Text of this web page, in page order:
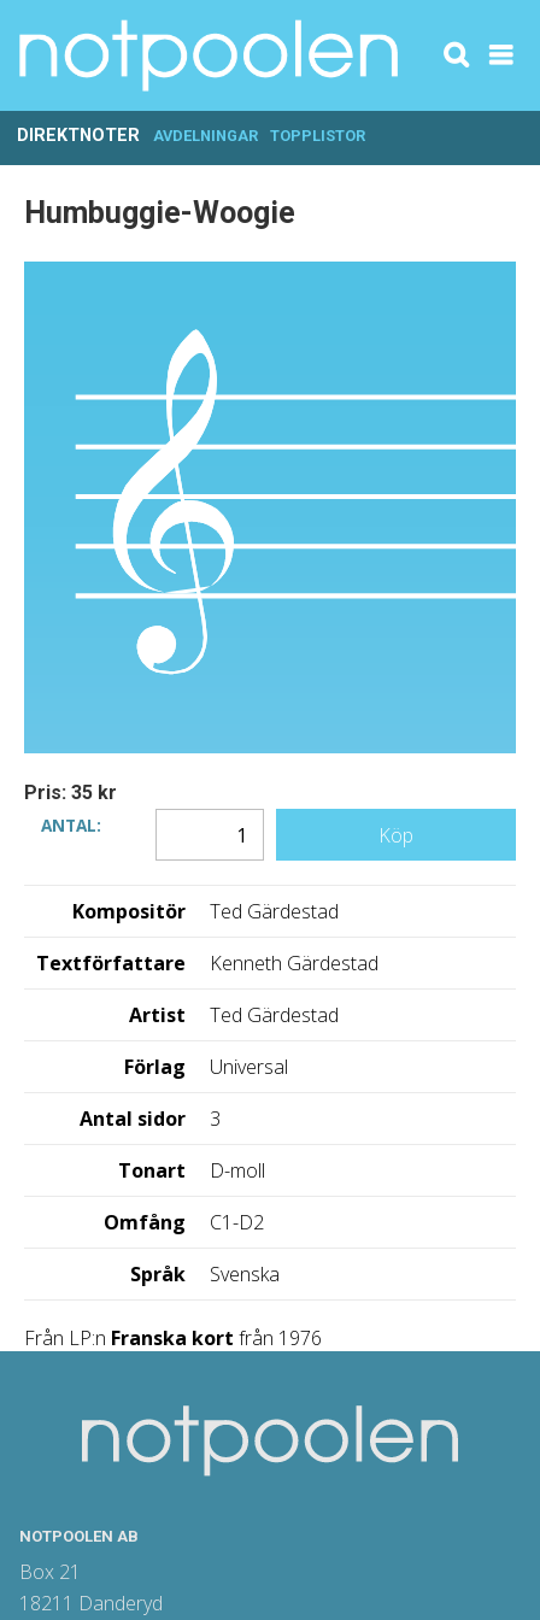
DIREKTNOTER AVDELNINGAR TOPPLISTOR
Humbuggie-Woogie
Pris: 35 kr
ANTAL:
Köp
Kompositör
Ted Gärdestad
Textförfattare
Kenneth Gärdestad
Artist
Ted Gärdestad
Förlag
Universal
Antal sidor
3
Tonart
D-moll
Omfång
C1-D2
Språk
Svenska
Från LP:n Franska kort från 1976
NOTPOOLEN AB
Box 21
18211 Danderyd